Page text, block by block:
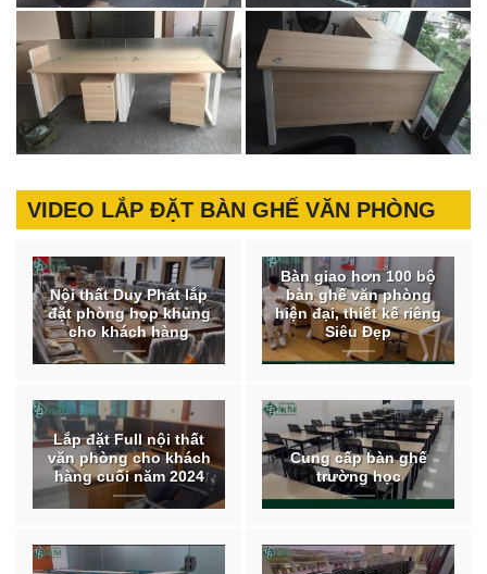
VIDEO LẮP ĐẶT BÀN GHẾ VĂN PHÒNG
Nội thất Duy Phát lắp
đặt phòng họp khủng
cho khách hàng
Bàn giao hơn 100 bộ
bàn ghế văn phòng
hiện đại, thiết kế riêng
Siêu Đẹp
Lắp đặt Full nội thất
văn phòng cho khách
hàng cuối năm 2024
Cung cấp bàn ghế
trường học